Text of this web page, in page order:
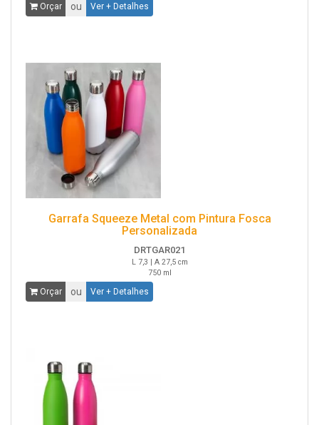
Orçar ou Ver + Detalhes
Garrafa Squeeze Metal com Pintura Fosca
Personalizada
DRTGAR021
L 7,3 | A 27,5 cm
750 ml
Orçar ou Ver + Detalhes